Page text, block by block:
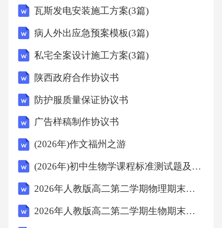
（一）“医共体”指由甲方牵头，乙方等成员单位
整合与协同合作，提升区域医疗服务整体水
平。
（二）“医疗服务”包括但不限于临床诊疗、健康
管理、急救救治、康复护理、医学检验、影像
检查等医疗卫生服务项目。
（三）“资源共享”指医共体成员单位之间在医疗
设备、药品耗材、专家资源、信息数据等方面
的共享机制。
瓦斯发电安装施工方案(3篇)
病人外出应急预案模板(3篇)
私宅全案设计施工方案(3篇)
陕西政府合作协议书
防护服质量保证协议书
广告样稿制作协议书
(2026年)作文福州之游
(2026年)初中生物学课程标准测试题及答案
2026年人教版高二第二学期物理期末高考接轨模拟试卷（附答案可下载）
2026年人教版高二第二学期生物期末同步培优训练试卷（附答案可下载）